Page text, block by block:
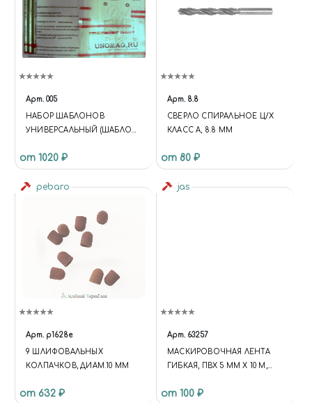
Арт. 005
НАБОР ШАБЛОНОВ
УНИВЕРСАЛЬНЫЙ (ШАБЛОН
от 1020 ₽
Арт. 8.8
СВЕРЛО СПИРАЛЬНОЕ Ц/Х
КЛАСС А, 8.8 ММ
от 80 ₽
pebaro
Арт. p1628e
9 ШЛИФОВАЛЬНЫХ
КОЛПАЧКОВ, ДИАМ.10 ММ
от 632 ₽
jas
Арт. 63257
МАСКИРОВОЧНАЯ ЛЕНТА
ГИБКАЯ, ПВХ 5 ММ Х 10 М,
от 100 ₽